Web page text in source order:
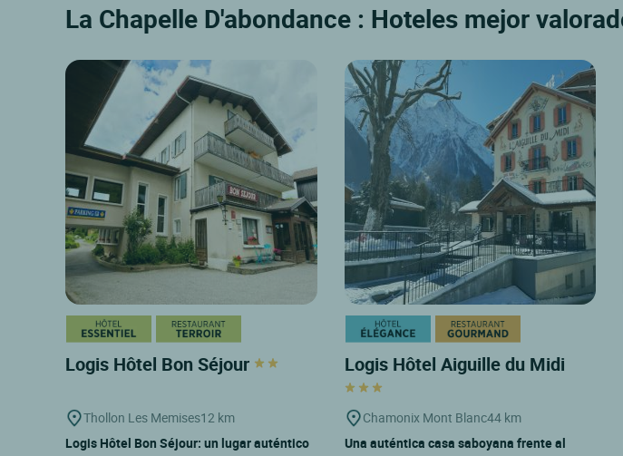
La Chapelle D'abondance : Hoteles mejor
Logis Hôtel Bon Séjour
Thollon Les Memises12 km
Logis Hôtel Bon Séjour: un lugar auténtico
Logis Hôtel Aiguille du Midi
Chamonix Mont Blanc44 km
Una auténtica casa saboyana frente al